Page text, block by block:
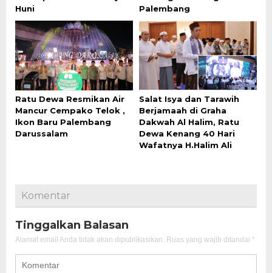
Huni
Palembang
Ratu Dewa Resmikan Air
Mancur Cempako Telok ,
Ikon Baru Palembang
Darussalam
Salat Isya dan Tarawih
Berjamaah di Graha
Dakwah Al Halim, Ratu
Dewa Kenang 40 Hari
Wafatnya H.Halim Ali
Komentar
Tinggalkan Balasan
Alamat email Anda tidak akan dipublikasikan. Ruas yang wajib ditandai *